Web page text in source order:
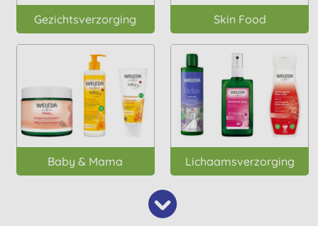
Gezichtsverzorging Skin Food
Baby & Mama Lichaamsverzorging